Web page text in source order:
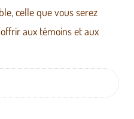
celle que vous serez
aux témoins et aux